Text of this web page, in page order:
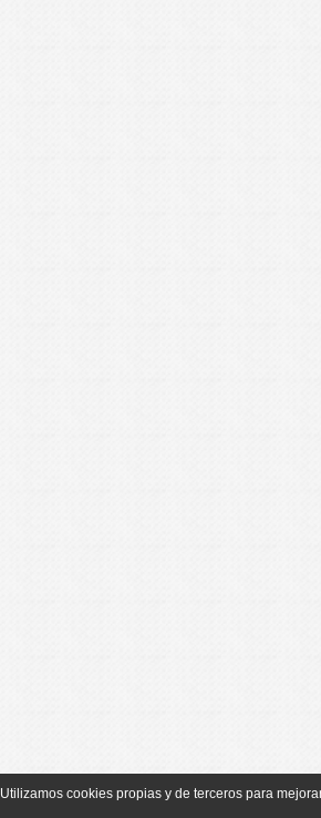
Utilizamos cookies propias y de terceros para